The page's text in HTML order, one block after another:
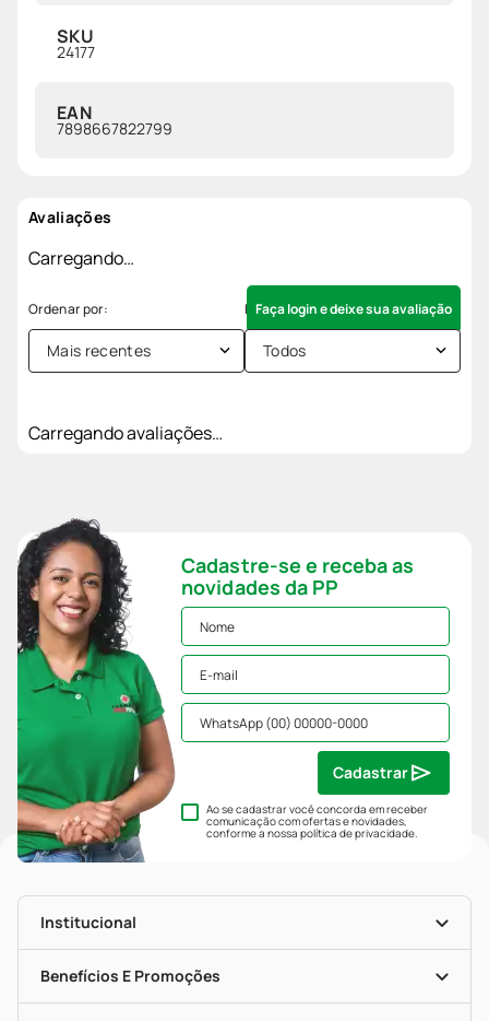
SKU
24177
EAN
7898667822799
Avaliações
Carregando…
Faça login e deixe sua avaliação
Mais recentes Todos
Carregando avaliações…
Cadastre-se e receba as
novidades da PP
Ao se cadastrar você concorda em receber
comunicação com ofertas e novidades,
conforme a nossapolítica de privacidade.
Cadastrar
Institucional
História
Nossas Lojas
Mapa De Categorias
Benefícios E Promoções
Clube PP